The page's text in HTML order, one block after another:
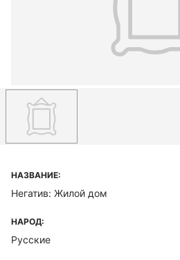
НАЗВАНИЕ:
Негатив: Жилой дом
НАРОД:
Русские